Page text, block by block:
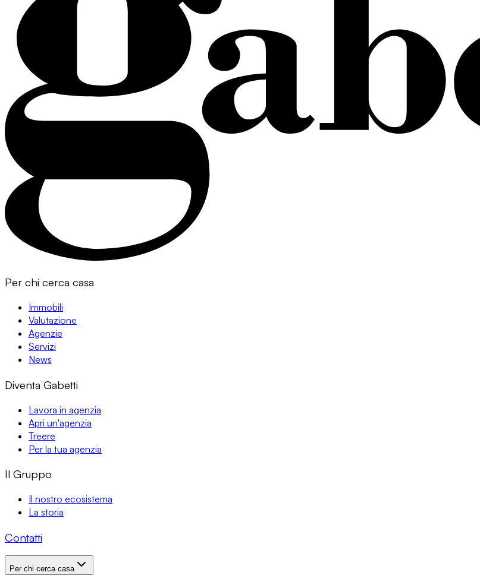
Per chi cerca casa
Immobili
Valutazione
Agenzie
Servizi
News
Diventa Gabetti
Lavora in agenzia
Apri un'agenzia
Treere
Per la tua agenzia
Il Gruppo
Il nostro ecosistema
La storia
Contatti
Per chi cerca casa